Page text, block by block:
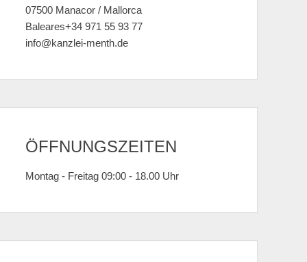
07500 Manacor / Mallorca
Baleares+34 971 55 93 77
info@kanzlei-menth.de
ÖFFNUNGSZEITEN
Montag - Freitag 09:00 - 18.00 Uhr